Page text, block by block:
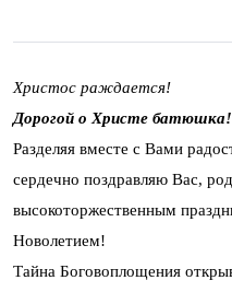
Христос раждается!
Дорогой о Христе батюшка!
Разделяя вместе с Вами
сердечно поздравляю Вас,
высокоторжественным
Новолетием!
Тайна Боговоплощения